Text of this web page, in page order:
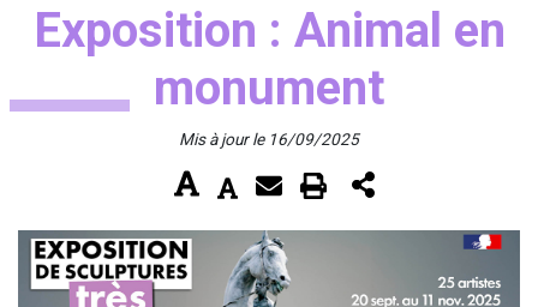
SPORT, CULTUREET LOISIRS
Exposition : Animal en
monument
Mis à jour le 16/09/2025